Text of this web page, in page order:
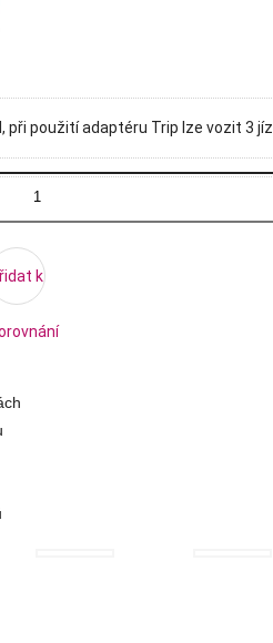
při použití adaptéru Trip lze vozit 3
k